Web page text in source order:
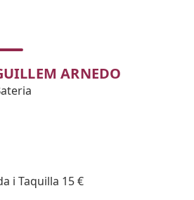
ARNEDO
i Taquilla 15 €